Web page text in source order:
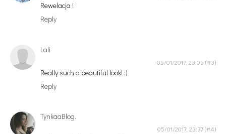
Rewelacja !
Reply
Lali
05/01/2017, 23:05
Really such a beautiful look! :)
Reply
TynkaaBlog.
05/01/2017, 23:37